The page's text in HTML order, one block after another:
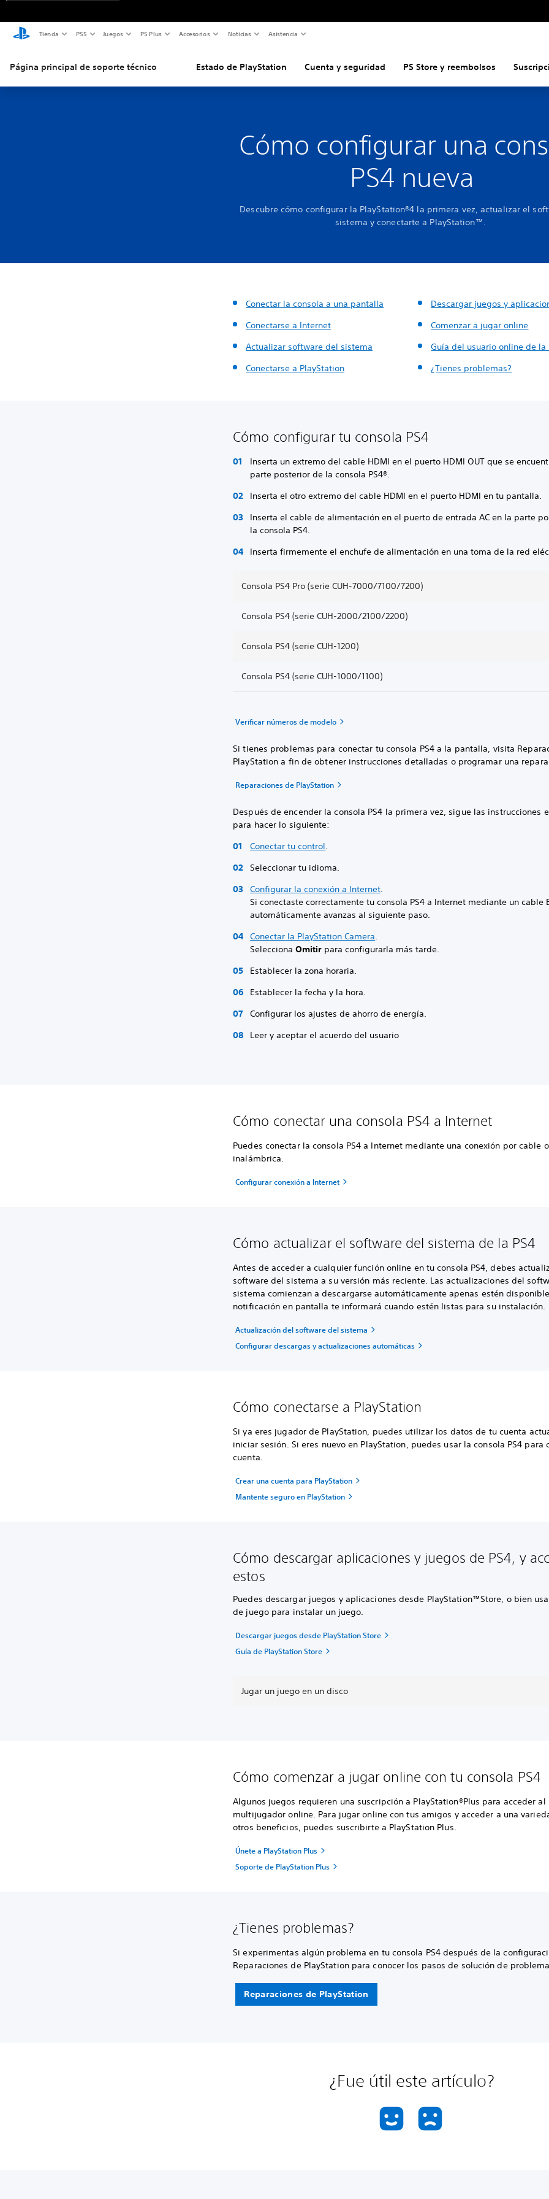
Tienda PS5 Juegos PS Plus Accesorios Noticias Asistencia
Página principal de soporte técnico Estado de PlayStation Cuenta y seguridad PS Store y reembolsos
Cómo configurar una
PS4 nueva
Descubre cómo configurar la PlayStation®4 la primera vez, actualizar el
sistema y conectarte a PlayStation™.
Conectar la consola a una pantalla
Conectarse a Internet
Actualizar software del sistema
Conectarse a PlayStation
Descargar juegos y
Comenzar a jugar online
Guía del usuario online de la
¿Tienes problemas?
Cómo configurar tu consola PS4
Inserta un extremo del cable HDMI en el puerto HDMI OUT que se
parte posterior de la consola PS4®.
Inserta el otro extremo del cable HDMI en el puerto HDMI en tu pantalla.
Inserta el cable de alimentación en el puerto de entrada AC en la parte
la consola PS4.
Inserta firmemente el enchufe de alimentación en una toma de la red
Consola PS4 Pro (serie CUH-7000/7100/7200)
Consola PS4 (serie CUH-2000/2100/2200)
Consola PS4 (serie CUH-1200)
Consola PS4 (serie CUH-1000/1100)
Verificar números de modelo
Si tienes problemas para conectar tu consola PS4 a la pantalla, visita
PlayStation a fin de obtener instrucciones detalladas o programar una
Reparaciones de PlayStation
Después de encender la consola PS4 la primera vez, sigue las instrucciones
para hacer lo siguiente:
Conectar tu control.
Seleccionar tu idioma.
Configurar la conexión a Internet.
Si conectaste correctamente tu consola PS4 a Internet mediante un cable
automáticamente avanzas al siguiente paso.
Conectar la PlayStation Camera.
SeleccionaOmitir para configurarla más tarde.
Establecer la zona horaria.
Establecer la fecha y la hora.
Configurar los ajustes de ahorro de energía.
Leer y aceptar el acuerdo del usuario
Cómo conectar una consola PS4 a Internet
Puedes conectar la consola PS4 a Internet mediante una conexión por cable o
inalámbrica.
Configurar conexión a Internet
Cómo actualizar el software del sistema de la PS4
Antes de acceder a cualquier función online en tu consola PS4, debes
software del sistema a su versión más reciente. Las actualizaciones del
sistema comienzan a descargarse automáticamente apenas estén
notificación en pantalla te informará cuando estén listas para su instalación.
Actualización del software del sistema
Configurar descargas y actualizaciones automáticas
Cómo conectarse a PlayStation
Si ya eres jugador de PlayStation, puedes utilizar los datos de tu cuenta
iniciar sesión. Si eres nuevo en PlayStation, puedes usar la consola PS4 para
cuenta.
Crear una cuenta para PlayStation
Mantente seguro en PlayStation
Cómo descargar aplicaciones y juegos de PS4, y
estos
Puedes descargar juegos y aplicaciones desde PlayStation™Store, o bien
de juego para instalar un juego.
Descargar juegos desde PlayStation Store
Guía de PlayStation Store
Jugar un juego en un disco
Cómo comenzar a jugar online con tu consola PS4
Algunos juegos requieren una suscripción a PlayStation®Plus para acceder al
multijugador online. Para jugar online con tus amigos y acceder a una
otros beneficios, puedes suscribirte a PlayStation Plus.
Únete a PlayStation Plus
Soporte de PlayStation Plus
¿Tienes problemas?
Si experimentas algún problema en tu consola PS4 después de la
Reparaciones de PlayStation para conocer los pasos de solución de
Reparaciones de PlayStation
¿Fue útil este artículo?